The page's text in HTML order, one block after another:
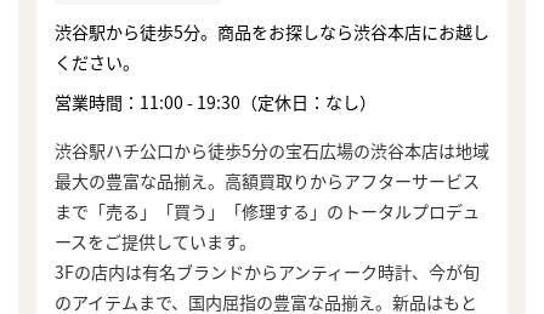
渋谷駅から徒歩5分。商品をお探しなら渋谷本店にお越し
ください。
営業時間：11:00 - 19:30（定休日：なし）
渋谷駅ハチ公口から徒歩5分の宝石広場の渋谷本店は地域
最大の豊富な品揃え。高額買取りからアフターサービス
まで「売る」「買う」「修理する」のトータルプロデュ
ースをご提供しています。
3Fの店内は有名ブランドからアンティーク時計、今が旬
のアイテムまで、国内屈指の豊富な品揃え。新品はもと